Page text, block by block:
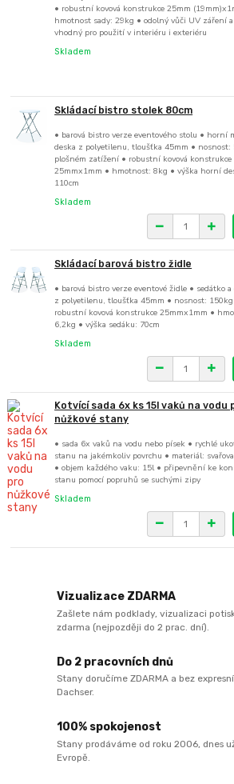
• robustní kovová konstrukce 25mm
hmotnost sady: 29kg • odolný vůči UV záření a
vhodný pro použití v interiéru i exteriéru
Skladem
Skládací bistro stolek 80cm
• barová bistro verze eventového stolu • horní
deska z polyetilenu, tloušťka 45mm • nosnost:
plošném zatížení • robustní kovová konstrukce
25mmx1mm • hmotnost: 8kg • výška horní
110cm
Skladem
Skládací barová bistro židle
• barová bistro verze eventové židle • sedátko a
z polyetilenu, tloušťka 45mm • nosnost:
robustní kovová konstrukce 25mmx1mm •
6,2kg • výška sedáku: 70cm
Skladem
Kotvící sada 6x ks 15l vaků na vodu
nůžkové stany
• sada 6x vaků na vodu nebo písek • rychlé
stanu na jakémkoliv povrchu • materiál:
• objem každého vaku: 15l • připevnění ke
stanu pomocí popruhů se suchými zipy
Skladem
Vizualizace ZDARMA
Zašlete nám podklady, vizualizaci
zdarma (nejpozději do 2 prac. dní).
Do 2 pracovních dnů
Stany doručíme ZDARMA a bez
Dachser.
100% spokojenost
Stany prodáváme od roku 2006, dnes
Evropě.